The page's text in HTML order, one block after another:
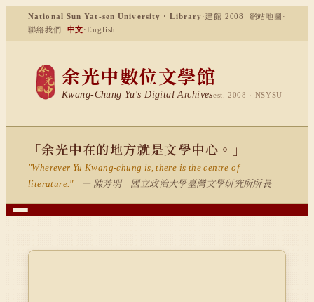
National Sun Yat-sen University · Library ·建館 2008 網站地圖 ·
聯絡我們
中文·English
余光中數位文學館
Kwang-Chung Yu's Digital Archivesest. 2008 · NSYSU
「余光中在的地方就是文學中心。」
"Wherever Yu Kwang-chung is, there is the centre of
literature."
— 陳芳明 國立政治大學臺灣文學研究所所長